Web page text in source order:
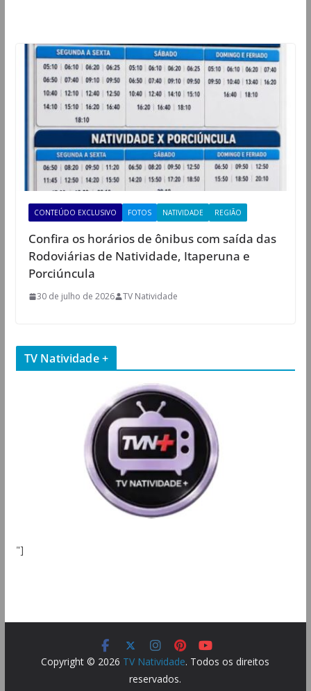
CONTEÚDO EXCLUSIVO FOTOS NATIVIDADE REGIÃO
Confira os horários de ônibus com saída das
Rodoviárias de Natividade, Itaperuna e
Porciúncula
30 de julho de 2026 TV Natividade
TV Natividade +
"]
Copyright © 2026 TV Natividade. Todos os direitos
reservados.